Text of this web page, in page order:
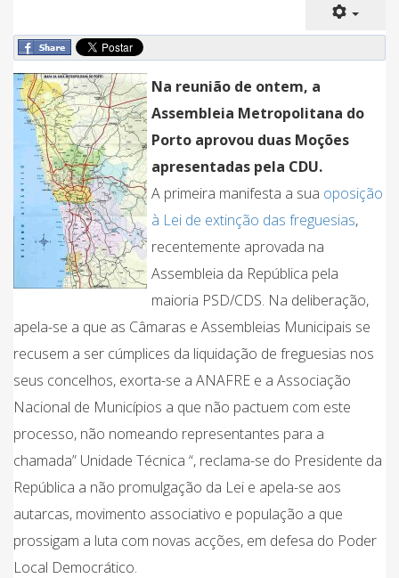
Na reunião de ontem, a
Assembleia Metropolitana do
Porto aprovou duas Moções
apresentadas pela CDU.
A primeira manifesta a sua oposição
à Lei de extinção das freguesias,
recentemente aprovada na
Assembleia da República pela
maioria PSD/CDS. Na deliberação,
apela-se a que as Câmaras e Assembleias Municipais se
recusem a ser cúmplices da liquidação de freguesias nos
seus concelhos, exorta-se a ANAFRE e a Associação
Nacional de Municípios a que não pactuem com este
processo, não nomeando representantes para a
chamada” Unidade Técnica “, reclama-se do Presidente da
República a não promulgação da Lei e apela-se aos
autarcas, movimento associativo e população a que
prossigam a luta com novas acções, em defesa do Poder
Local Democrático.